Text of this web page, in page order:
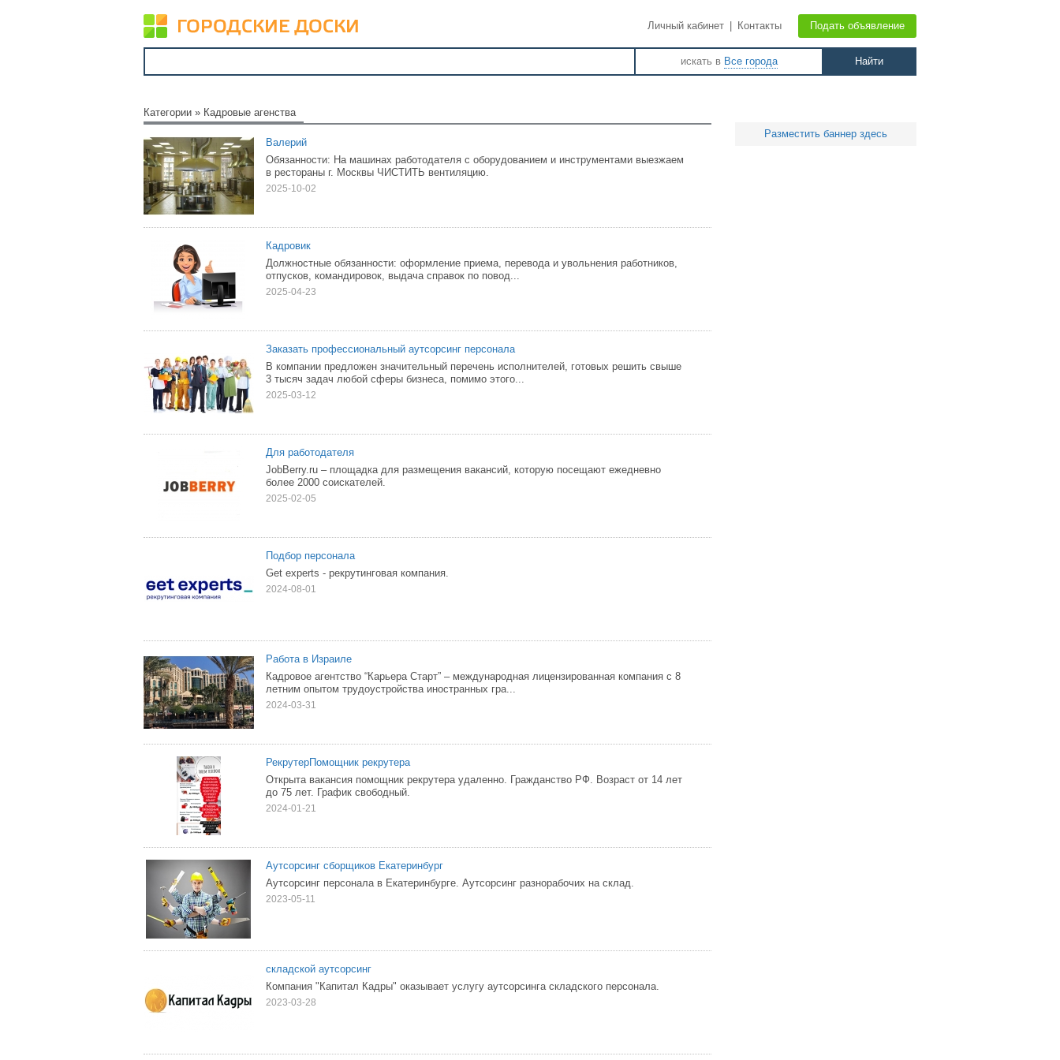
Подать объявление
Личный кабинет Контакты
искать в Все города
Категории » Кадровые агенства
Валерий
Обязанности: На машинах работодателя с оборудованием и инструментами выезжаем
в рестораны г. Москвы ЧИСТИТЬ вентиляцию.
2025-10-02
Кадровик
Должностные обязанности: оформление приема, перевода и увольнения работников,
отпусков, командировок, выдача справок по повод...
2025-04-23
Заказать профессиональный аутсорсинг персонала
В компании предложен значительный перечень исполнителей, готовых решить свыше
3 тысяч задач любой сферы бизнеса, помимо этого...
2025-03-12
Для работодателя
JobBerry.ru – площадка для размещения вакансий, которую посещают ежедневно
более 2000 соискателей.
2025-02-05
Подбор персонала
Get experts - рекрутинговая компания.
2024-08-01
Работа в Израиле
Кадровое агентство “Карьера Старт” – международная лицензированная компания с 8
летним опытом трудоустройства иностранных гра...
2024-03-31
РекрутерПомощник рекрутера
Открыта вакансия помощник рекрутера удаленно. Гражданство РФ. Возраст от 14 лет
до 75 лет. График свободный.
2024-01-21
Аутсорсинг сборщиков Екатеринбург
Аутсорсинг персонала в Екатеринбурге. Аутсорсинг разнорабочих на склад.
2023-05-11
складской аутсорсинг
Компания "Капитал Кадры" оказывает услугу аутсорсинга складского персонала.
2023-03-28
Разместить баннер здесь